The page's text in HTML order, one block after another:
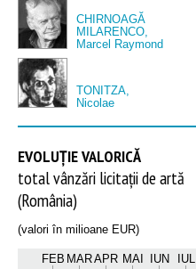
CHIRNOAGĂ
MILARENCO,
Marcel Raymond
TONITZA,
Nicolae
EVOLUȚIE VALORICĂ
total vânzări licitații de artă
(România)
(valori în milioane EUR)
FEB MARAPR MAI IUN IUL